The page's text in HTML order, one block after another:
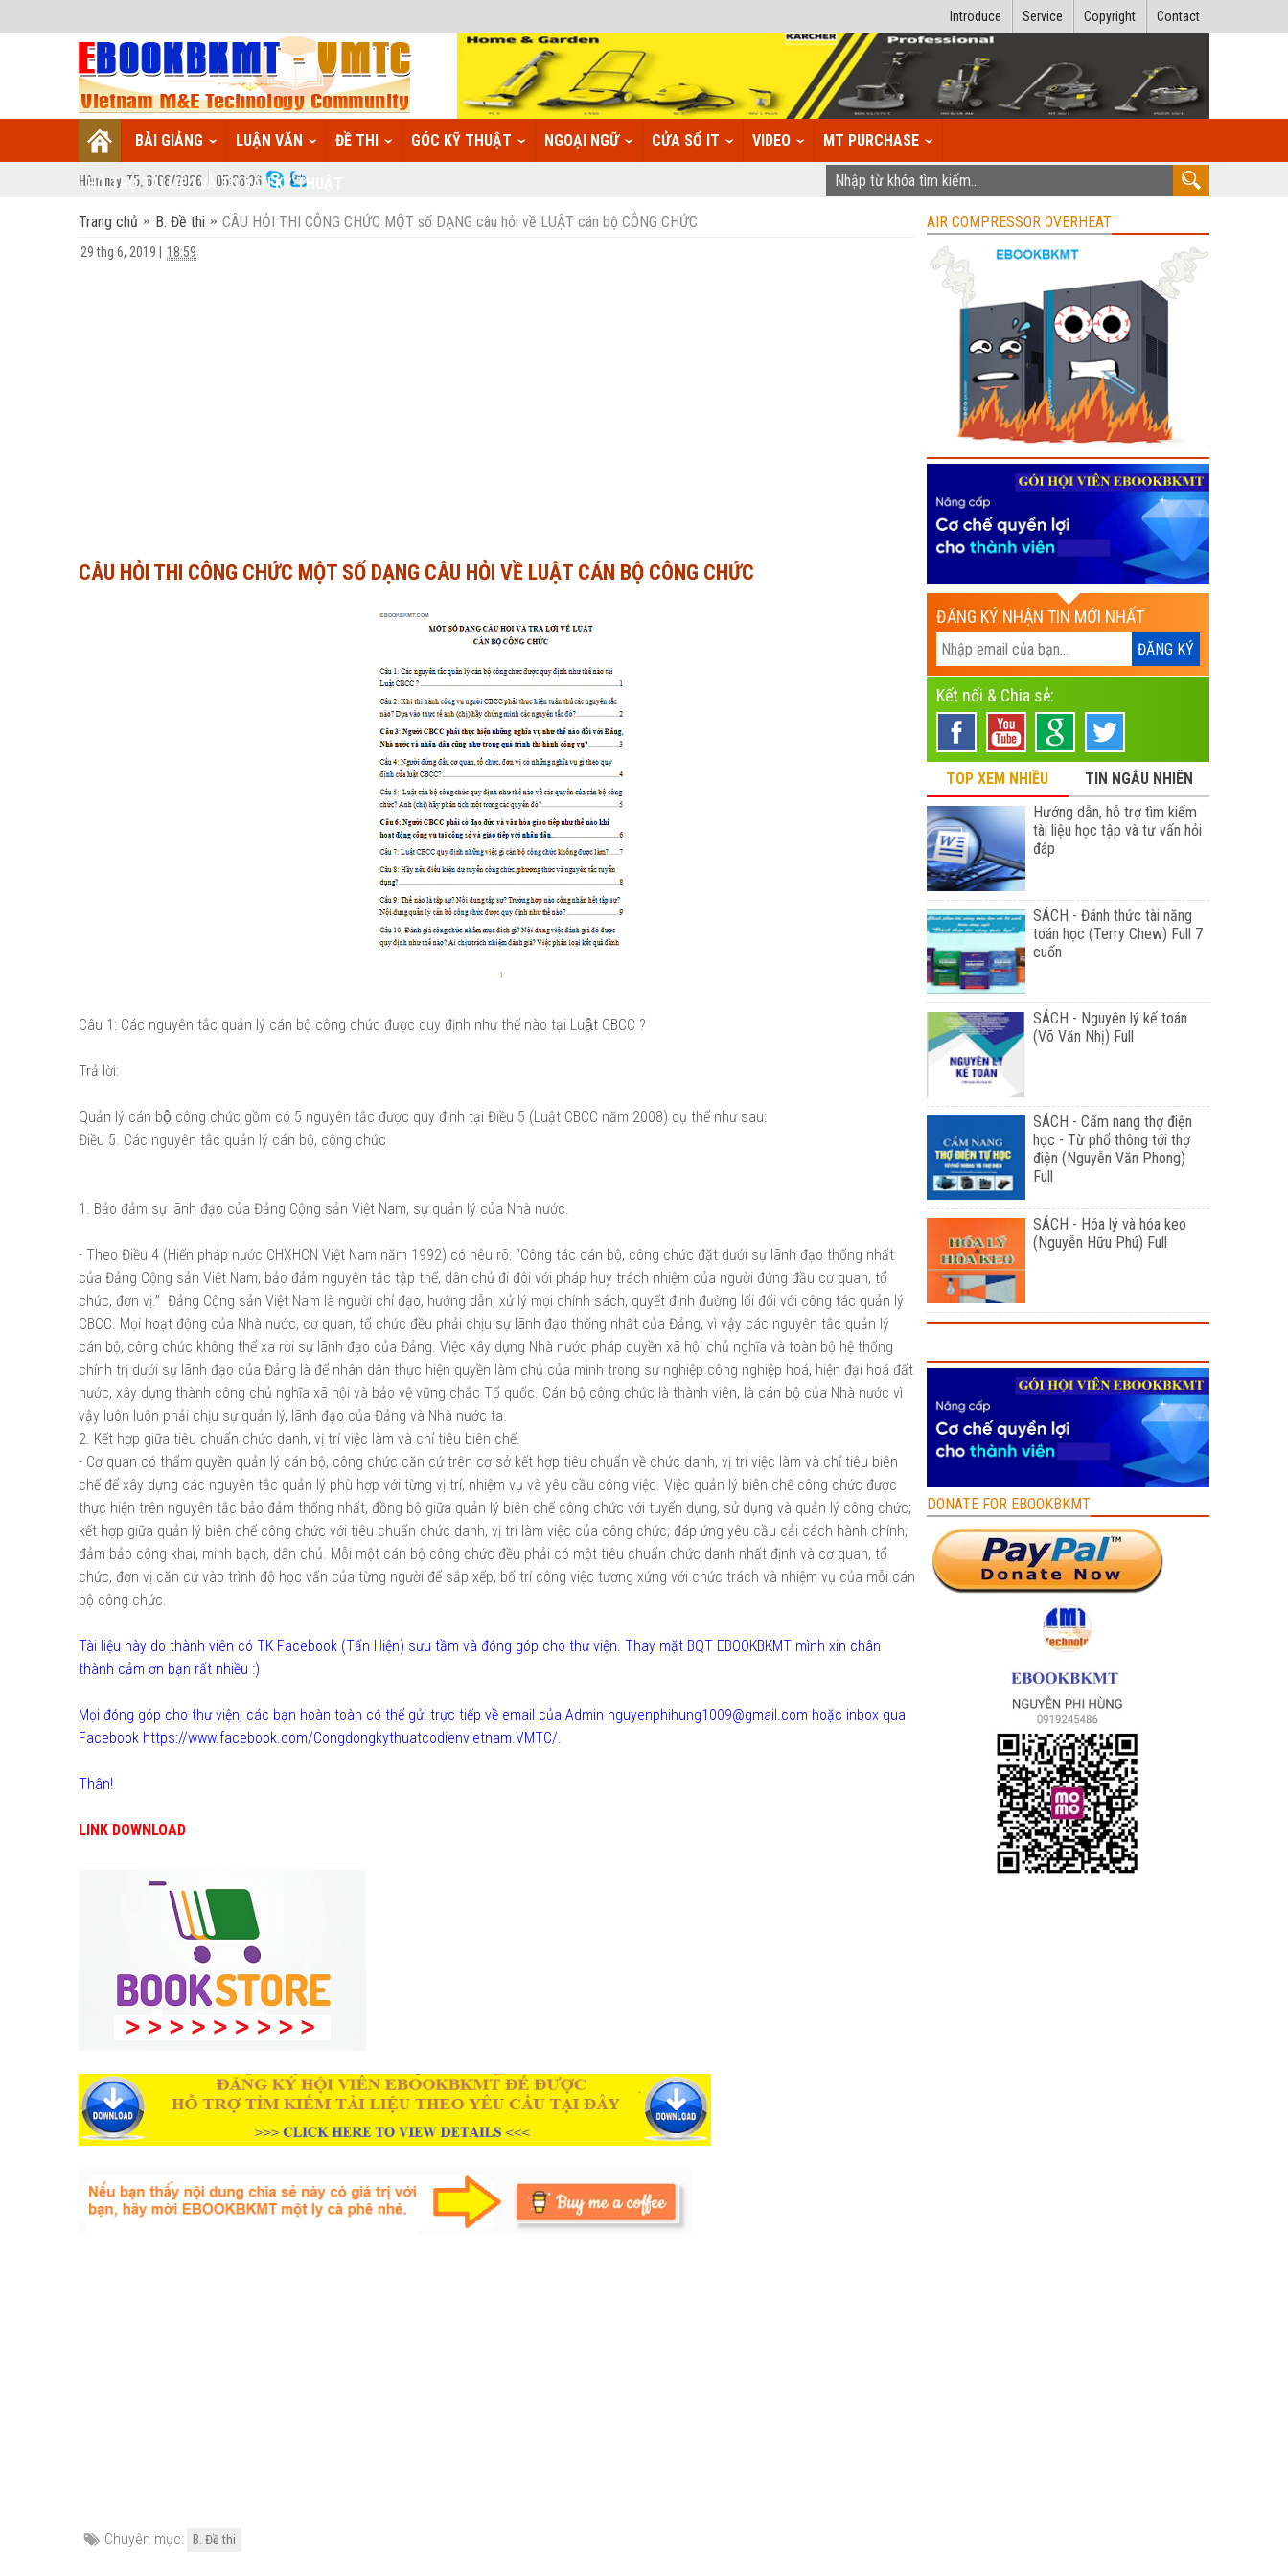
Contact
Copyright
Service
Introduce
BÀI GIẢNG LUẬN VĂN ĐỀ THI GÓC KỸ THUẬT NGOẠI NGỮ CỬA SỔ IT VIDEO MT PURCHASE
HỖ TRỢ TÀI LIỆU VÀ TƯ VẤN KỸ THUẬT
Hôm nay: T5, 6/08/2026 05:38:07
Trang chủ B. Đề thi CÂU HỎI THI CÔNG CHỨC MỘT số DẠNG câu hỏi về LUẬT cán bộ CÔNG CHỨC
29 thg 6, 2019 18:59
CÂU HỎI THI CÔNG CHỨC MỘT SỐ DẠNG CÂU HỎI VỀ LUẬT CÁN BỘ CÔNG CHỨC
Câu 1: Các nguyên tắc quản lý cán bộ công chức được quy định như thế nào tại Luật CBCC ?
Trả lời:
Quản lý cán bộ công chức gồm có 5 nguyên tắc được quy định tại Điều 5 (Luật CBCC năm 2008) cụ thể như sau:
Điều 5. Các nguyên tắc quản lý cán bộ, công chức
1. Bảo đảm sự lãnh đạo của Đảng Cộng sản Việt Nam, sự quản lý của Nhà nước.
- Theo Điều 4 (Hiến pháp nước CHXHCN Việt Nam năm 1992) có nêu rõ: “Công tác cán bộ, công chức đặt dưới sự lãnh đạo thống nhất
của Đảng Cộng sản Việt Nam, bảo đảm nguyên tắc tập thể, dân chủ đi đôi với pháp huy trách nhiệm của người đứng đầu cơ quan, tổ
chức, đơn vị.” Đảng Cộng sản Việt Nam là người chỉ đạo, hướng dẫn, xử lý mọi chính sách, quyết định đường lối đối với công tác quản lý
CBCC. Mọi hoạt động của Nhà nước, cơ quan, tổ chức đều phải chịu sự lãnh đạo thống nhất của Đảng, vì vậy các nguyên tắc quản lý
cán bộ, công chức không thể xa rời sự lãnh đạo của Đảng. Việc xây dựng Nhà nước pháp quyền xã hội chủ nghĩa và toàn bộ hệ thống
chính trị dưới sự lãnh đạo của Đảng là để nhân dân thực hiện quyền làm chủ của mình trong sự nghiệp công nghiệp hoá, hiện đại hoá đất
nước, xây dựng thành công chủ nghĩa xã hội và bảo vệ vững chắc Tổ quốc. Cán bộ công chức là thành viên, là cán bộ của Nhà nước vì
vậy luôn luôn phải chịu sự quản lý, lãnh đạo của Đảng và Nhà nước ta.
2. Kết hợp giữa tiêu chuẩn chức danh, vị trí việc làm và chỉ tiêu biên chế.
- Cơ quan có thẩm quyền quản lý cán bộ, công chức căn cứ trên cơ sở kết hợp tiêu chuẩn về chức danh, vị trí việc làm và chỉ tiêu biên
chế để xây dựng các nguyên tắc quản lý phù hợp với từng vị trí, nhiệm vụ và yêu cầu công việc. Việc quản lý biên chế công chức được
thực hiện trên nguyên tắc bảo đảm thống nhất, đồng bộ giữa quản lý biên chế công chức với tuyển dụng, sử dụng và quản lý công chức;
kết hợp giữa quản lý biên chế công chức với tiêu chuẩn chức danh, vị trí làm việc của công chức; đáp ứng yêu cầu cải cách hành chính;
đảm bảo công khai, minh bạch, dân chủ. Mỗi một cán bộ công chức đều phải có một tiêu chuẩn chức danh nhất định và cơ quan, tổ
chức, đơn vị căn cứ vào trình độ học vấn của từng người để sắp xếp, bố trí công việc tương xứng với chức trách và nhiệm vụ của mỗi cán
bộ công chức.
Tài liệu này do thành viên có TK Facebook (Tấn Hiện) sưu tầm và đóng góp cho thư viện. Thay mặt BQT EBOOKBKMT mình xin chân
thành cảm ơn bạn rất nhiều :)
Mọi đóng góp cho thư viện, các bạn hoàn toàn có thể gửi trực tiếp về email của Admin nguyenphihung1009@gmail.com hoặc inbox qua
Facebook https://www.facebook.com/Congdongkythuatcodienvietnam.VMTC/.
Thân!
LINK DOWNLOAD
Chuyên mục: B. Đề thi
AIR COMPRESSOR OVERHEAT
ĐĂNG KÝ NHẬN TIN MỚI NHẤT
Kết nối & Chia sẻ:
TOP XEM NHIỀU
TIN NGẪU NHIÊN
Hướng dẫn, hỗ trợ tìm kiếm
tài liệu học tập và tư vấn hỏi
đáp
SÁCH - Đánh thức tài năng
toán học (Terry Chew) Full 7
cuốn
SÁCH - Nguyên lý kế toán
(Võ Văn Nhị) Full
SÁCH - Cẩm nang thợ điện
học - Từ phổ thông tới thợ
điện (Nguyễn Văn Phong)
Full
SÁCH - Hóa lý và hóa keo
(Nguyễn Hữu Phú) Full
DONATE FOR EBOOKBKMT